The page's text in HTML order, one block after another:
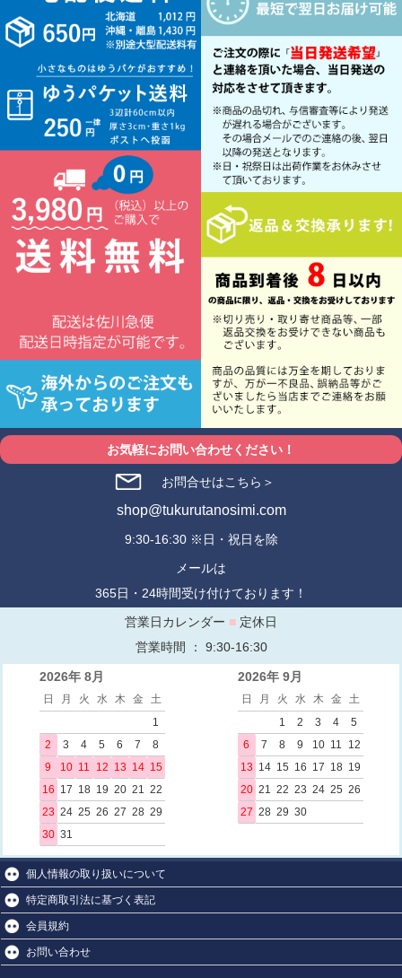
お気軽にお問い合わせください！
お問合せはこちら＞
shop@tukurutanosimi.com
9:30-16:30 ※日・祝日を除
メールは
365日・24時間受け付けております！
営業日カレンダー ■ 定休日
営業時間 ： 9:30-16:30
2026年 8月
日 月 火 水 木 金
土
1
2
3 4 5 6 7
8
9
10 11 12 13 14 15
16 17 18 19 20 21
22
23 24 25 26 27 28 29
30 31
2026年 9月
日 月 火 水 木 金
土
1
2 3 4
5
6
7 8 9 10 11
12
13 14 15 16 17 18 19
20 21 22 23 24 25 26
27 28 29 30
個人情報の取り扱いについて
特定商取引法に基づく表記
会員規約
お問い合わせ